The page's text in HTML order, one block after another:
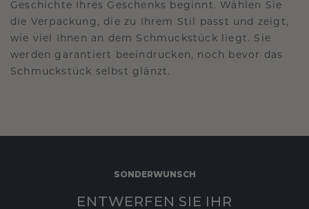
Geschichte Ihres Geschenks beginnt. Wählen Sie
die Verpackung, die zu Ihrem Stil passt und zeigt,
wie viel Ihnen an dem Schmuckstück liegt. Sie
werden garantiert beeindrucken, noch bevor das
Schmuckstück selbst glänzt.
SONDERWUNSCH
ENTWERFEN SIE IHR